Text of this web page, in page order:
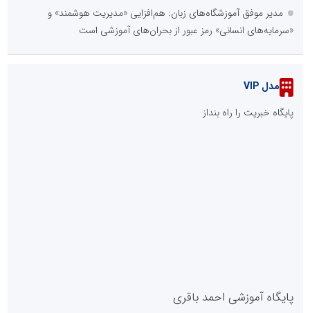
مدیر موفق آموزشگاه‌های زبان: هم‌افزایی «مدیریت هوشمند» و
«سرمایه‌های انسانی» رمز عبور از بحران‌های آموزشی است
مدل VIP
پایگاه خبریت را راه بنداز
پایگاه آموزشی احمد باقری